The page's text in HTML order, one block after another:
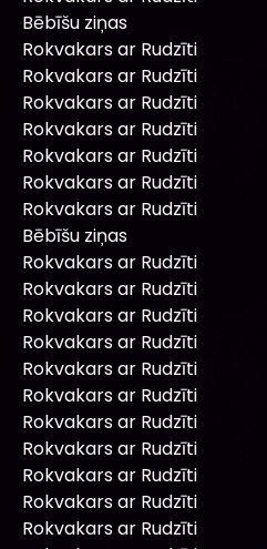
Bēbīšu ziņas
Rokvakars ar Rudzīti
Rokvakars ar Rudzīti
Rokvakars ar Rudzīti
Rokvakars ar Rudzīti
Rokvakars ar Rudzīti
Rokvakars ar Rudzīti
Rokvakars ar Rudzīti
Bēbīšu ziņas
Rokvakars ar Rudzīti
Rokvakars ar Rudzīti
Rokvakars ar Rudzīti
Rokvakars ar Rudzīti
Rokvakars ar Rudzīti
Rokvakars ar Rudzīti
Rokvakars ar Rudzīti
Rokvakars ar Rudzīti
Rokvakars ar Rudzīti
Rokvakars ar Rudzīti
Rokvakars ar Rudzīti